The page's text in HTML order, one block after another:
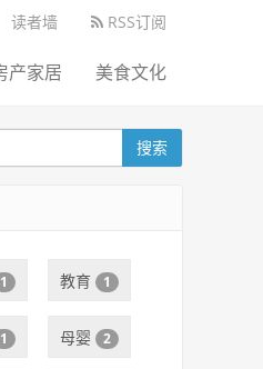
读者墙 RSS订阅
产家居 美食文化
搜索
1 教育 1
1 母婴 2